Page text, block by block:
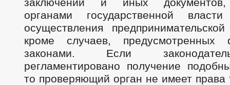
органами государственной
осуществления предпринимательской
кроме случаев, предусмотренных
законами. Если
регламентировано получение
то проверяющий орган не имеет права